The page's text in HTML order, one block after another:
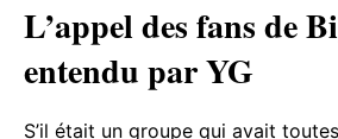
L’appel des fans de
entendu par YG
S’il était un groupe qui avait